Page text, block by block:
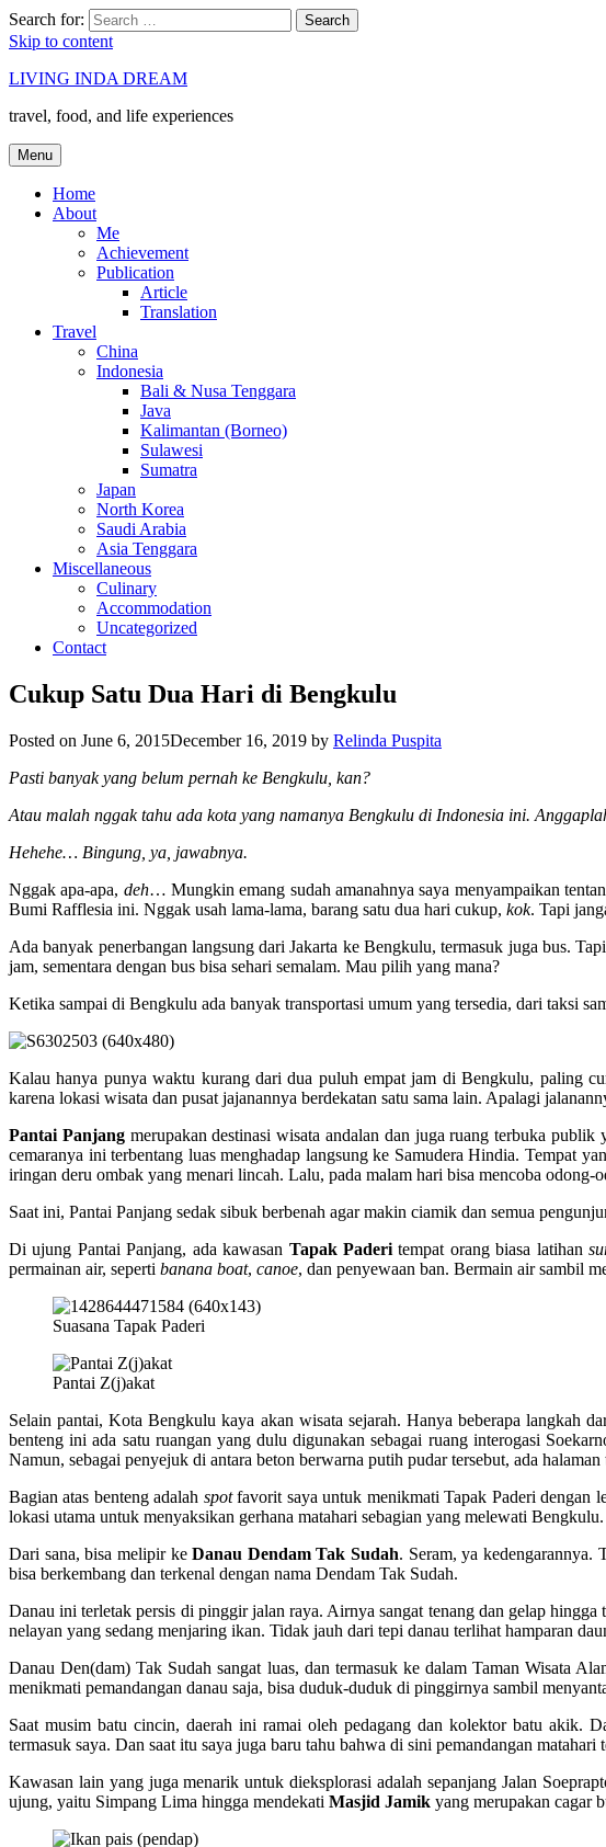
Search for: Search
Skip to content
LIVING INDA DREAM
travel, food, and life experiences
Menu
Home
About
Me
Achievement
Publication
Article
Translation
Travel
China
Indonesia
Bali & Nusa Tenggara
Java
Kalimantan (Borneo)
Sulawesi
Sumatra
Japan
North Korea
Saudi Arabia
Asia Tenggara
Miscellaneous
Culinary
Accommodation
Uncategorized
Contact
Cukup Satu Dua Hari di Bengkulu
Posted on June 6, 2015December 16, 2019 by Relinda Puspita
Pasti banyak yang belum pernah ke Bengkulu, kan?
Atau malah nggak tahu ada kota yang namanya Bengkulu di Indonesia ini.
Hehehe… Bingung, ya, jawabnya.
Nggak apa-apa, deh… Mungkin emang sudah amanahnya saya menyampaikan
Bumi Rafflesia ini. Nggak usah lama-lama, barang satu dua hari cukup, kok. Tapi
Ada banyak penerbangan langsung dari Jakarta ke Bengkulu, termasuk juga bus.
jam, sementara dengan bus bisa sehari semalam. Mau pilih yang mana?
Ketika sampai di Bengkulu ada banyak transportasi umum yang tersedia, dari taksi
Kalau hanya punya waktu kurang dari dua puluh empat jam di Bengkulu, paling
karena lokasi wisata dan pusat jajanannya berdekatan satu sama lain. Apalagi
Pantai Panjangmerupakan destinasi wisata andalan dan juga ruang terbuka publik
cemaranya ini terbentang luas menghadap langsung ke Samudera Hindia. Tempat
iringan deru ombak yang menari lincah. Lalu, pada malam hari bisa mencoba odong-
Saat ini, Pantai Panjang sedak sibuk berbenah agar makin ciamik dan semua
Di ujung Pantai Panjang, ada kawasan Tapak Paderi tempat orang biasa latihan
permainan air, seperti banana boat, canoe, dan penyewaan ban. Bermain air sambil
Suasana Tapak Paderi
Pantai Z(j)akat
Selain pantai, Kota Bengkulu kaya akan wisata sejarah. Hanya beberapa langkah
benteng ini ada satu ruangan yang dulu digunakan sebagai ruang interogasi
Namun, sebagai penyejuk di antara beton berwarna putih pudar tersebut, ada
Bagian atas benteng adalah spotfavorit saya untuk menikmati Tapak Paderi dengan
lokasi utama untuk menyaksikan gerhana matahari sebagian yang melewati Bengkulu.
Dari sana, bisa melipir keDanau Dendam Tak Sudah. Seram, ya kedengarannya.
bisa berkembang dan terkenal dengan nama Dendam Tak Sudah.
Danau ini terletak persis di pinggir jalan raya. Airnya sangat tenang dan gelap
nelayan yang sedang menjaring ikan. Tidak jauh dari tepi danau terlihat hamparan
Danau Den(dam) Tak Sudah sangat luas, dan termasuk ke dalam Taman Wisata
menikmati pemandangan danau saja, bisa duduk-duduk di pinggirnya sambil
Saat musim batu cincin, daerah ini ramai oleh pedagang dan kolektor batu akik.
termasuk saya. Dan saat itu saya juga baru tahu bahwa di sini pemandangan matahari
Kawasan lain yang juga menarik untuk dieksplorasi adalah sepanjang Jalan
ujung, yaitu Simpang Lima hingga mendekati Masjid Jamik yang merupakan cagar